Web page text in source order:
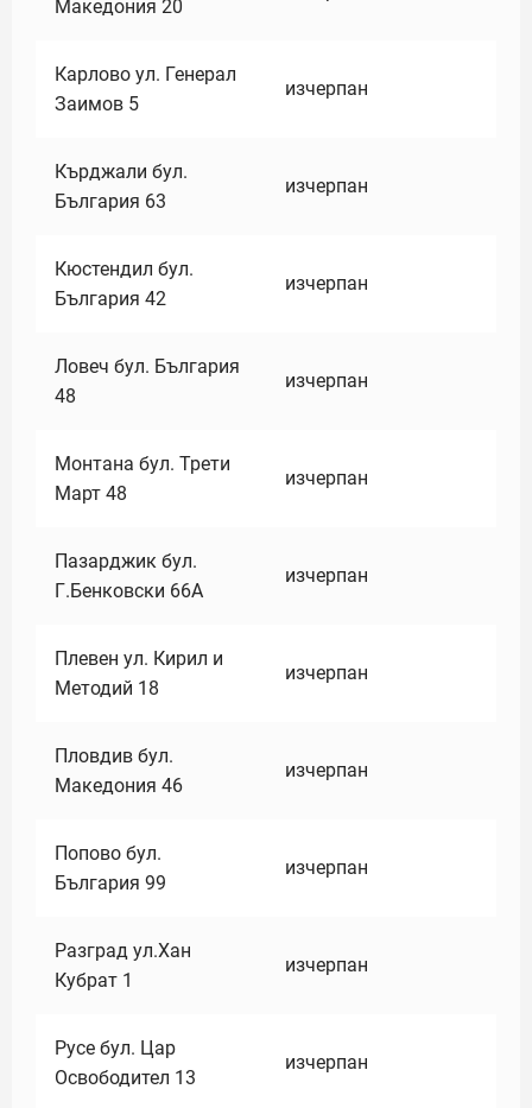
Македония 20
Карлово ул. Генерал
Заимов 5
изчерпан
Кърджали бул.
България 63
изчерпан
Кюстендил бул.
България 42
изчерпан
Ловеч бул. България
48
изчерпан
Монтана бул. Трети
Март 48
изчерпан
Пазарджик бул.
Г.Бенковски 66А
изчерпан
Плевен ул. Кирил и
Методий 18
изчерпан
Пловдив бул.
Македония 46
изчерпан
Попово бул.
България 99
изчерпан
Разград ул.Хан
Кубрат 1
изчерпан
Русе бул. Цар
Освободител 13
изчерпан